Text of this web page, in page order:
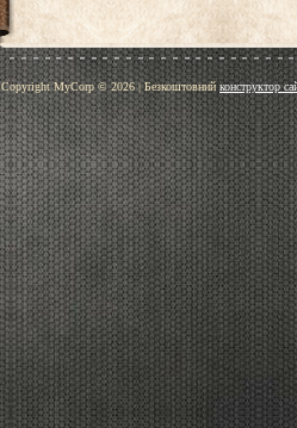
Copyright MyCorp © 2026|Безкоштовний конструктор